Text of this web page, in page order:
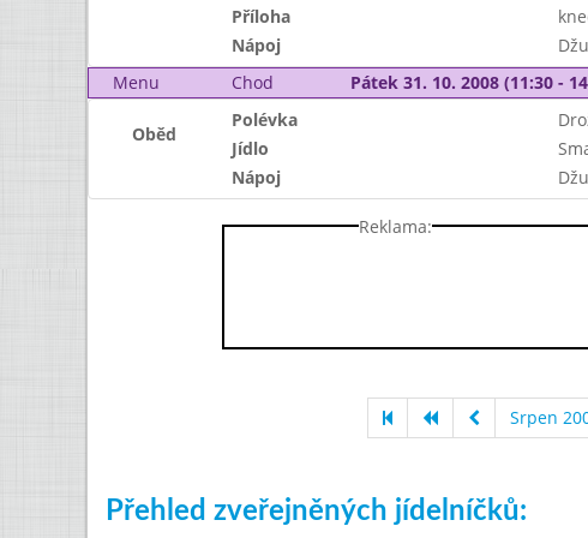
Příloha
Nápoj
Menu
Chod Pátek 31. 10. 2008 (11:30 -
Oběd
Polévka
Jídlo
Nápoj
Reklama:
Srpen
Přehled zveřejněných jídelníčků: